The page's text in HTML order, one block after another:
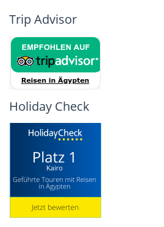
Trip Advisor
Holiday Check